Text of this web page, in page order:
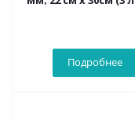
Подробнее